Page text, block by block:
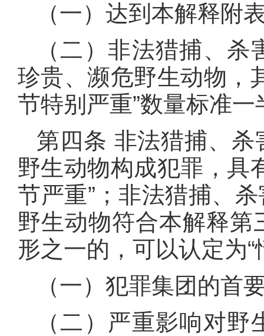
（一）达到本解释附
（二）非法猎捕、
珍贵、濒危野生动物，
节特别严重”数量标准
第四条 非法猎捕、
野生动物构成犯罪，具
节严重”；非法猎捕、
野生动物符合本解释
形之一的，可以认定为“
（一）犯罪集团的首
（二）严重影响对